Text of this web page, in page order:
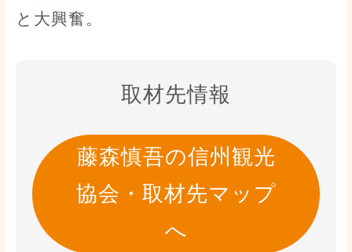
と大興奮。
取材先情報
藤森慎吾の信州観光
協会・取材先マップ
へ